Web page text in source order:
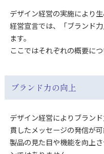
デザイン経営の実施により
経営宣言では、「ブランド
ます。
ここではそれぞれの概要につ
ブランド力の向上
デザイン経営によりブラン
貫したメッセージの発信が可
製品の見た目や機能を向上